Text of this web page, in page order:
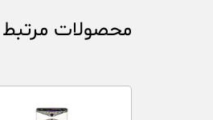
محصولات مرتبط